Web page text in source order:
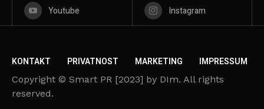
Youtube Instagram
KONTAKT PRIVATNOST MARKETING IMPRESSUM
Copyright © Smart PR [2023] by DIm. All rights
reserved.